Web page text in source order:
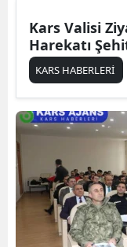
Kars Valisi
Harekatı
KARS HABERLERİ